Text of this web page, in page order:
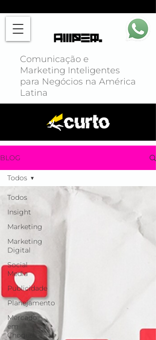
Comunicação e
Marketing Inteligentes
para Negócios na América
Latina
BLOG
Todos
Insight
Marketing
Marketing
Digital
Social
Media
Publicidade
Planejamento
Mercado
em
Choque
Todos